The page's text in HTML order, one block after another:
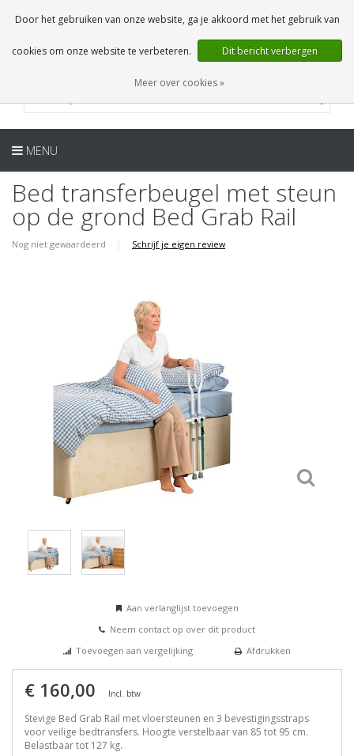
0 Artikelen
NL
MENU
Bed transferbeugel met steun
op de grond Bed Grab Rail
Nog niet gewaardeerd | Schrijf je eigen review
Aan verlanglijst toevoegen
Neem contact op over dit product
Toevoegen aan vergelijking
Afdrukken
€ 160,00 Incl. btw
Stevige Bed Grab Rail met vloersteunen en 3 bevestigingsstraps
voor veilige bedtransfers. Hoogte verstelbaar van 85 tot 95 cm.
Belastbaar tot 127 kg.
Door het gebruiken van onze website, ga je akkoord met het gebruik van
cookies om onze website te verbeteren. Dit bericht verbergen
Meer over cookies »